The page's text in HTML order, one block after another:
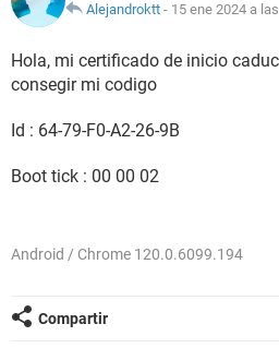
Alejandroktt - 15 ene 2024 a
Hola, mi certificado de inicio
consegir mi codigo
Id : 64-79-F0-A2-26-9B
Boot tick : 00 00 02
Android / Chrome 120.0.6099.194
Compartir